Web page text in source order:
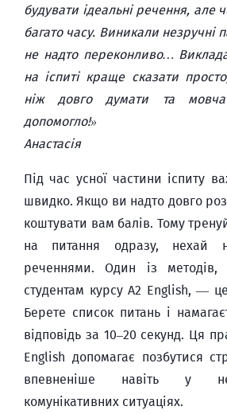
будувати ідеальні речення, але
багато часу. Виникали незручні
не надто переконливо…
на іспиті краще сказати
ніж довго думати та
допомогло!»
Анастасія
Під час усної частини іспиту
швидко. Якщо ви надто довго
коштувати вам балів. Тому
на питання одразу, нехай
реченнями. Один із методів,
студентам курсу A2 English, —
Берете список питань і
відповідь за 10–20 секунд. Ця
English допомагає позбутися
впевненіше навіть у
комунікативних ситуаціях.